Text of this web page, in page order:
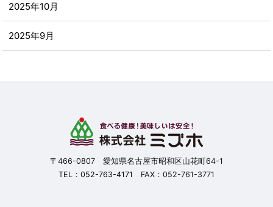
2025年10月
2025年9月
〒466-0807 愛知県名古屋市昭和区山花町64-1
TEL： 052-763-4171 FAX：052-761-3771